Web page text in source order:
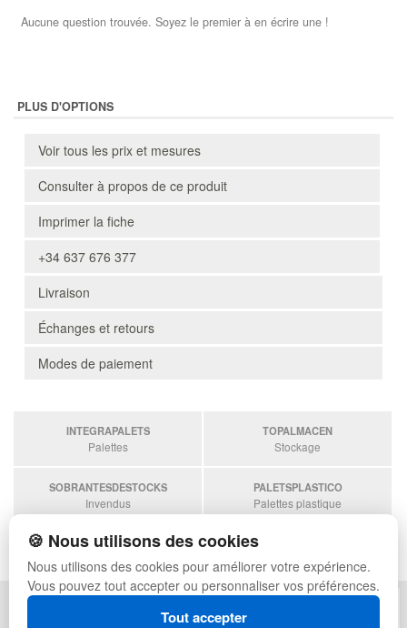
Aucune question trouvée. Soyez le premier à en écrire une !
PLUS D'OPTIONS
Voir tous les prix et mesures
Consulter à propos de ce produit
Imprimer la fiche
+34 637 676 377
Livraison
Échanges et retours
Modes de paiement
INTEGRAPALETS
Palettes
TOPALMACEN
Stockage
SOBRANTESDESTOCKS
Invendus
PALETSPLASTICO
Palettes plastique
ESTANTERIASKIT
Estanterias
POLITIQUE DE CONFIDENTIALITÉ
PLAN DU SITE
🍪 Nous utilisons des cookies
Nous utilisons des cookies pour améliorer votre expérience.
Vous pouvez tout accepter ou personnaliser vos préférences.
Tout accepter